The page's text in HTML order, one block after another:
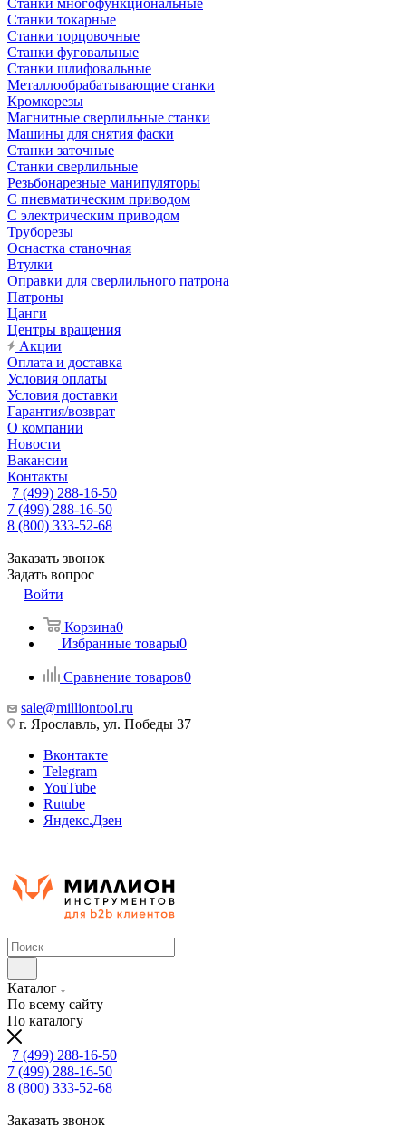
Станки многофункциональные
Станки токарные
Станки торцовочные
Станки фуговальные
Станки шлифовальные
Металлообрабатывающие станки
Кромкорезы
Магнитные сверлильные станки
Машины для снятия фаски
Станки заточные
Станки сверлильные
Резьбонарезные манипуляторы
С пневматическим приводом
С электрическим приводом
Труборезы
Оснастка станочная
Втулки
Оправки для сверлильного патрона
Патроны
Цанги
Центры вращения
Акции
Оплата и доставка
Условия оплаты
Условия доставки
Гарантия/возврат
О компании
Новости
Вакансии
Контакты
7 (499) 288-16-50
7 (499) 288-16-50
8 (800) 333-52-68
Заказать звонок
Задать вопрос
Войти
Корзина0
Избранные товары0
Сравнение товаров0
sale@milliontool.ru
г. Ярославль, ул. Победы 37
Вконтакте
Telegram
YouTube
Rutube
Яндекс.Дзен
Каталог
По всему сайту
По каталогу
7 (499) 288-16-50
7 (499) 288-16-50
8 (800) 333-52-68
Заказать звонок